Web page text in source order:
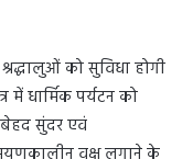
को सुविधा होगी
में धार्मिक पर्यटन को
बेहद सुंदर एवं